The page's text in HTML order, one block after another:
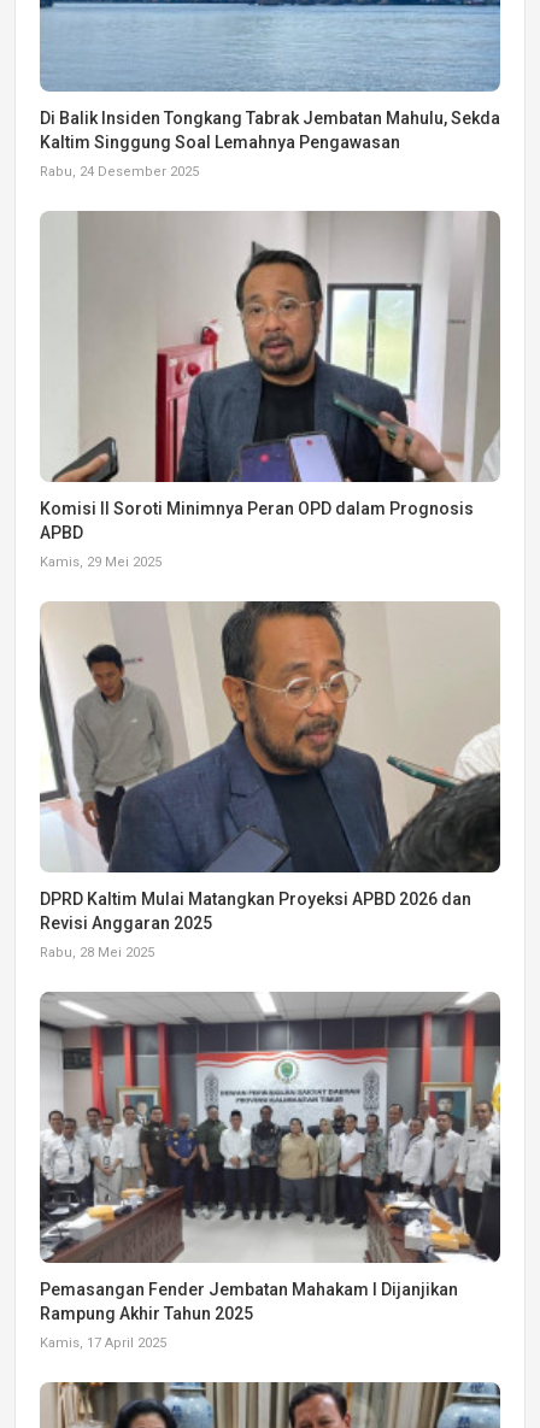
Di Balik Insiden Tongkang Tabrak Jembatan Mahulu, Sekda
Kaltim Singgung Soal Lemahnya Pengawasan
Rabu, 24 Desember 2025
Komisi II Soroti Minimnya Peran OPD dalam Prognosis
APBD
Kamis, 29 Mei 2025
DPRD Kaltim Mulai Matangkan Proyeksi APBD 2026 dan
Revisi Anggaran 2025
Rabu, 28 Mei 2025
Pemasangan Fender Jembatan Mahakam I Dijanjikan
Rampung Akhir Tahun 2025
Kamis, 17 April 2025